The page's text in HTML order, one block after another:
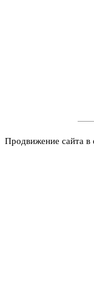
Продвижение сайта в